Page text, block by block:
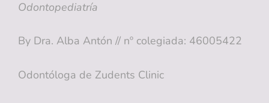
Odontopediatría
By Dra. Alba Antón // nº colegiada: 46005422
Odontóloga de Zudents Clinic